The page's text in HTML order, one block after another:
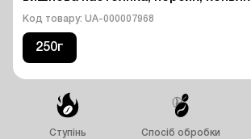
Код товару: UA-000007968
250г
Ступінь
Спосіб обробки